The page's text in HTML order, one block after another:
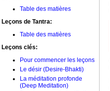
Table des matières
Leçons de Tantra:
Table des matières
Leçons clés:
Pour commencer les leçons
Le désir (Desire-Bhakti)
La méditation profonde
(Deep Meditation)